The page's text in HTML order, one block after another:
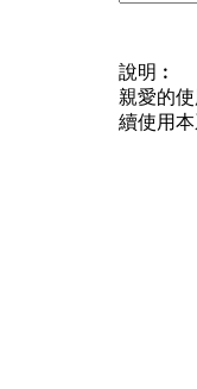
說明︰
親愛的
續使用本